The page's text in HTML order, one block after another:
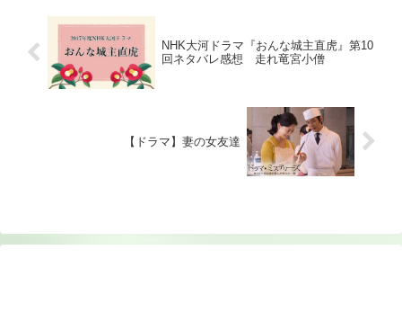
NHK大河ドラマ『おんな城主直虎』第10
回ネタバレ感想 走れ竜宮小僧
【ドラマ】妻の女友達